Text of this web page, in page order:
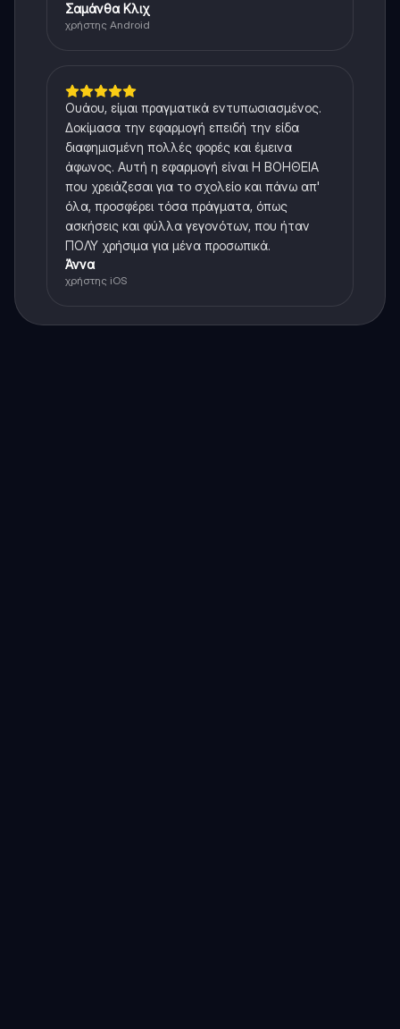
Σαμάνθα Κλιχ
χρήστης Android
Ουάου, είμαι πραγματικά εντυπωσιασμένος.
Δοκίμασα την εφαρμογή επειδή την είδα
διαφημισμένη πολλές φορές και έμεινα
άφωνος. Αυτή η εφαρμογή είναι Η ΒΟΗΘΕΙΑ
που χρειάζεσαι για το σχολείο και πάνω απ'
όλα, προσφέρει τόσα πράγματα, όπως
ασκήσεις και φύλλα γεγονότων, που ήταν
ΠΟΛΥ χρήσιμα για μένα προσωπικά.
Άννα
χρήστης iOS